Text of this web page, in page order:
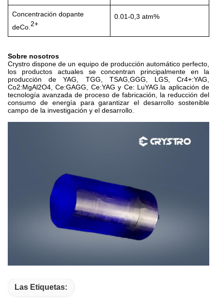
Concentración dopante
deCo. 2+
0.01-0,3 atm%
Sobre nosotros
Crystro dispone de un equipo de producción automático perfecto,
los productos actuales se concentran principalmente en la
producción de YAG, TGG, TSAG,GGG, LGS, Cr4+:YAG,
Co2:MgAl2O4, Ce:GAGG, Ce:YAG y Ce: LuYAG.la aplicación de
tecnología avanzada de proceso de fabricación, la reducción del
consumo de energía para garantizar el desarrollo sostenible
campo de la investigación y el desarrollo.
Las Etiquetas: